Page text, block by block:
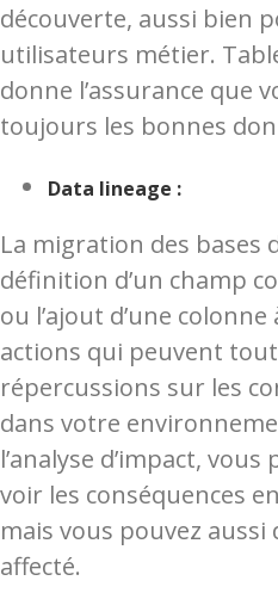
découverte, aussi bien
utilisateurs métier.
donne l’assurance que
toujours les bonnes
Data lineage :
La migration des bases
définition d’un champ
ou l’ajout d’une
actions qui peuvent
répercussions sur les
dans votre
l’analyse d’impact,
voir les conséquences
mais vous pouvez
affecté.